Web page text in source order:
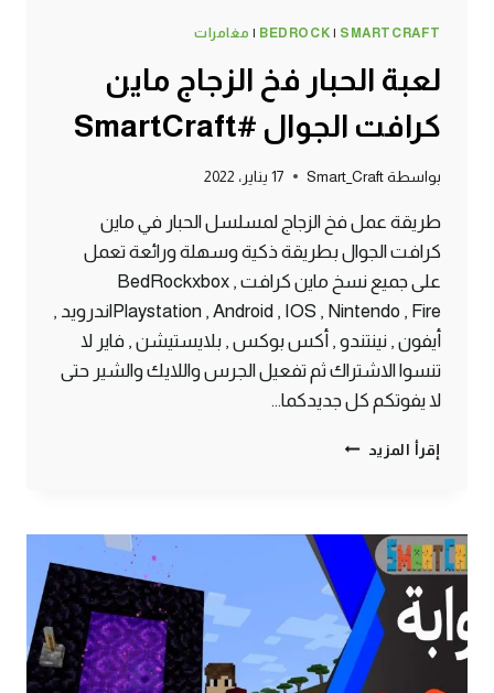
BEDROCK | SMARTCRAFT
| مغامرات
لعبة الحبار فخ الزجاج ماين
كرافت الجوال #SmartCraft
بواسطة Smart_Craft 17 يناير، 2022
طريقة عمل فخ الزجاج لمسلسل الحبار في ماين
كرافت الجوال بطريقة ذكية وسهلة ورائعة تعمل
على جميع نسخ ماين كرافت BedRockxbox ,
Playstation , Android , IOS , Nintendo , Fireاندرويد ,
أيفون , نينتندو , أكس بوكس , بلايستيشن , فاير لا
تنسوا الاشتراك ثم تفعيل الجرس واللايك والشير حتى
لا يفوتكم كل جديدكما…
إقرأ المزيد لعبة
ماين
كرافت
الجوال
#SMARTCRAFT